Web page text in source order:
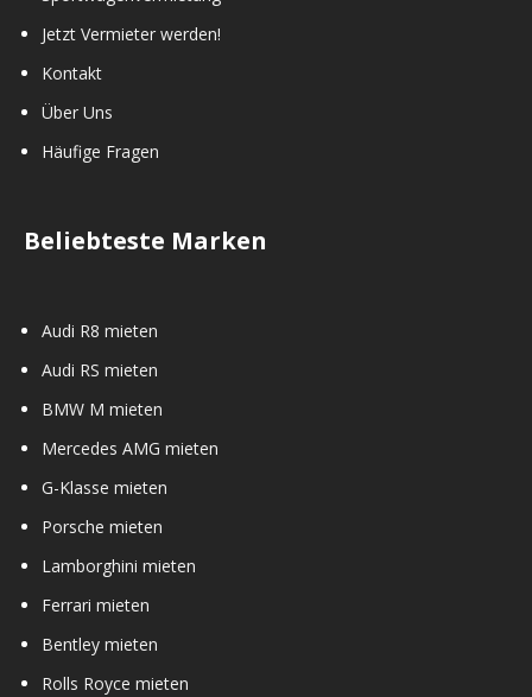
Jetzt Vermieter werden!
Kontakt
Über Uns
Häufige Fragen
Beliebteste Marken
Audi R8 mieten
Audi RS mieten
BMW M mieten
Mercedes AMG mieten
G-Klasse mieten
Porsche mieten
Lamborghini mieten
Ferrari mieten
Bentley mieten
Rolls Royce mieten